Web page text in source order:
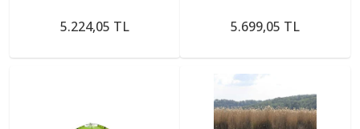
220cmx250cmx160cm
5.224,05 TL
240cmx240cmx160cm
5.699,05 TL